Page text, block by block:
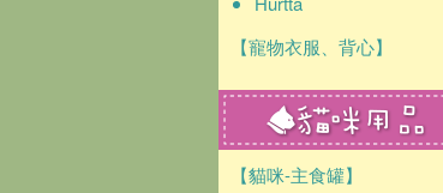
【寵物衣服、背心】
【貓咪-主食罐】